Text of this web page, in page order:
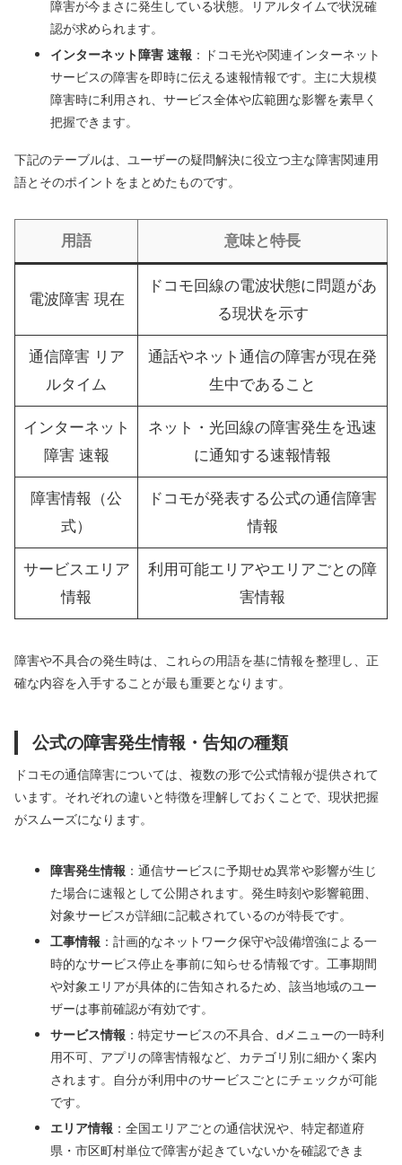
障害が今まさに発生している状態。リアルタイムで状況確
認が求められます。
インターネット障害 速報 ：ドコモ光や関連インターネット
サービスの障害を即時に伝える速報情報です。主に大規模
障害時に利用され、サービス全体や広範囲な影響を素早く
把握できます。
下記のテーブルは、ユーザーの疑問解決に役立つ主な障害関連用
語とそのポイントをまとめたものです。
用語 意味と特長
電波障害 現在
ドコモ回線の電波状態に問題があ
る現状を示す
通信障害 リア
ルタイム
通話やネット通信の障害が現在発
生中であること
インターネット
障害 速報
ネット・光回線の障害発生を迅速
に通知する速報情報
障害情報（公
式）
ドコモが発表する公式の通信障害
情報
サービスエリア
情報
利用可能エリアやエリアごとの障
害情報
障害や不具合の発生時は、これらの用語を基に情報を整理し、正
確な内容を入手することが最も重要となります。
公式の障害発生情報・告知の種類
ドコモの通信障害については、複数の形で公式情報が提供されて
います。それぞれの違いと特徴を理解しておくことで、現状把握
がスムーズになります。
障害発生情報 ：通信サービスに予期せぬ異常や影響が生じ
た場合に速報として公開されます。発生時刻や影響範囲、
対象サービスが詳細に記載されているのが特長です。
工事情報 ：計画的なネットワーク保守や設備増強による一
時的なサービス停止を事前に知らせる情報です。工事期間
や対象エリアが具体的に告知されるため、該当地域のユー
ザーは事前確認が有効です。
サービス情報 ：特定サービスの不具合、dメニューの一時利
用不可、アプリの障害情報など、カテゴリ別に細かく案内
されます。自分が利用中のサービスごとにチェックが可能
です。
エリア情報 ：全国エリアごとの通信状況や、特定都道府
県・市区町村単位で障害が起きていないかを確認できま